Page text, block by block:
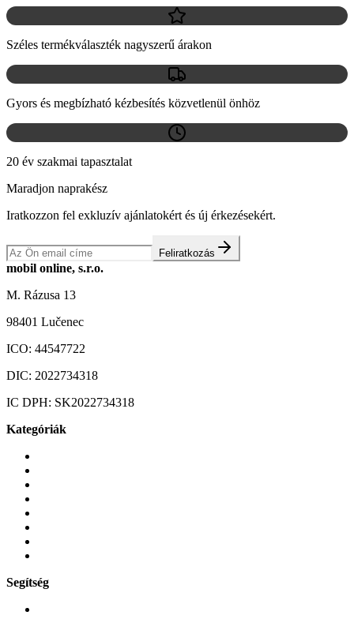
Széles termékválaszték nagyszerű árakon
Gyors és megbízható kézbesítés közvetlenül önhöz
20 év szakmai tapasztalat
Maradjon naprakész
Iratkozzon fel exkluzív ajánlatokért és új érkezésekért.
Feliratkozás
mobil online, s.r.o.
M. Rázusa 13
98401 Lučenec
ICO: 44547722
DIC: 2022734318
IC DPH: SK2022734318
Kategóriák
Segítség